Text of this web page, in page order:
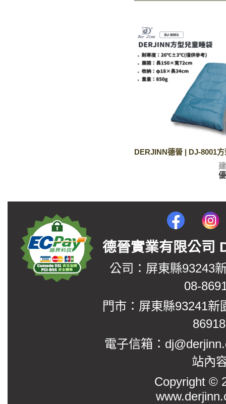
DERJINN德晉 | DJ-8001
德晉實業有限公
公司：屏東縣93243
08-
門市：屏東縣93241
電子信箱：
站內
Copyright ©